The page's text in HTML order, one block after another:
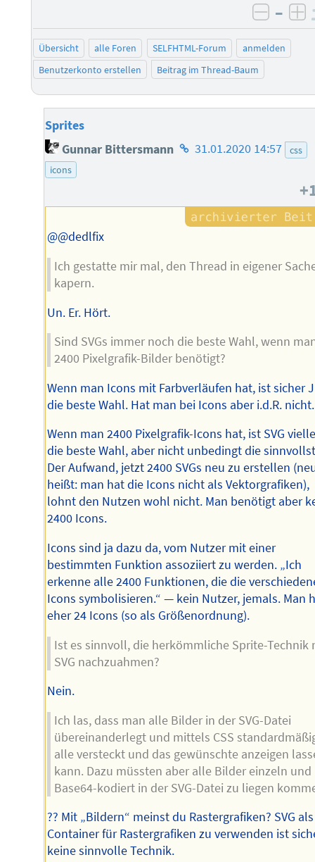
–
Übersicht alle Foren SELFHTML-Forum
anmelden
Benutzerkonto erstellen
Beitrag im Thread-Baum
Sprites
Gunnar Bittersmann Homepage
31.01.2020 14:57
css
icons
@@dedlfix
Ich gestatte mir mal, den Thread in eigener
kapern.
Un. Er. Hört.
Sind SVGs immer noch die beste Wahl, wenn
2400 Pixelgrafik-Bilder benötigt?
Wenn man Icons mit Farbverläufen hat, ist sicher
die beste Wahl. Hat man bei Icons aber i.d.R. nicht.
Wenn man 2400 Pixelgrafik-Icons hat, ist SVG
die beste Wahl, aber nicht unbedingt die
Der Aufwand, jetzt 2400 SVGs neu zu erstellen
heißt: man hat die Icons nicht als Vektorgrafiken),
lohnt den Nutzen wohl nicht. Man benötigt aber
2400 Icons.
Icons sind ja dazu da, vom Nutzer mit einer
bestimmten Funktion assoziiert zu werden. „Ich
erkenne alle 2400 Funktionen, die die
Icons symbolisieren.“ — kein Nutzer, jemals. Man
eher 24 Icons (so als Größenordnung).
Ist es sinnvoll, die herkömmliche Sprite-Technik
SVG nachzuahmen?
Nein.
Ich las, dass man alle Bilder in der SVG-Datei
übereinanderlegt und mittels CSS
alle versteckt und das gewünschte anzeigen
kann. Dazu müssten aber alle Bilder einzeln und
Base64-kodiert in der SVG-Datei zu liegen
?? Mit „Bildern“ meinst du Rastergrafiken? SVG als
Container für Rastergrafiken zu verwenden ist
keine sinnvolle Technik.